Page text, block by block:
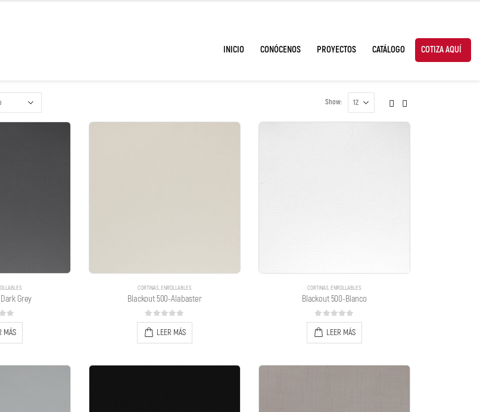
INICIO CONÓCENOS PROYECTOS CATÁLOGO COTIZA AQUÍ
Show:
Grey
MÁS
CORTINAS,ENROLLABLES
Blackout 500-Alabaster
0out of 5
LEER MÁS
CORTINAS,ENROLLABLES
Blackout 500-Blanco
0out of 5
LEER MÁS